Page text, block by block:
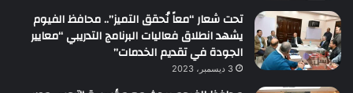
تحت شعار “معاً نُحقق التميز”.. محافظ الفيوم
يشهد انطلاق فعاليات البرنامج التدريبي “معايير
الجودة في تقديم الخدمات”
3 ديسمبر، 2023